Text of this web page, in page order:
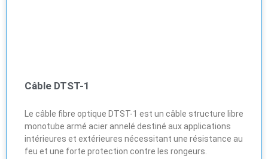
Câble DTST-1
Le câble fibre optique DTST-1 est un câble structure libre
monotube armé acier annelé destiné aux applications
intérieures et extérieures nécessitant une résistance au
feu et une forte protection contre les rongeurs.